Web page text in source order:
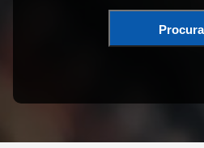
Procura